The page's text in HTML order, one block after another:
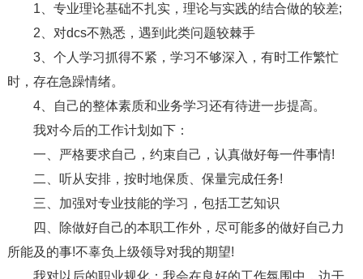
1、专业理论基础不扎实，理论与实践的结合做的较差;
2、对dcs不熟悉，遇到此类问题较棘手
3、个人学习抓得不紧，学习不够深入，有时工作繁忙
时，存在急躁情绪。
4、自己的整体素质和业务学习还有待进一步提高。
我对今后的工作计划如下：
一、严格要求自己，约束自己，认真做好每一件事情!
二、听从安排，按时地保质、保量完成任务!
三、加强对专业技能的学习，包括工艺知识
四、除做好自己的本职工作外，尽可能多的做好自己力
所能及的事!不辜负上级领导对我的期望!
我对以后的职业规化：我会在良好的工作氛围中，边干